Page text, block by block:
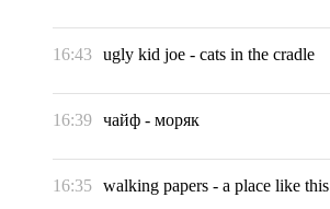
16:43 ugly kid joe - cats in the cradle
16:39 чайф - моряк
16:35 walking papers - a place like this